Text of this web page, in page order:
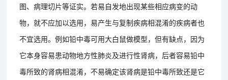
图、病理切片等证实。若易自发地出现某些相应病变的动
物，就不应加以选用，易产生与复制疾病相混淆的疾病者也
不宜选用。例如铅中毒可用大白鼠做模型，但有缺点，因为
它本身容易患动物地方性肺炎及进行性肾病，后者容易铅中
毒所致的肾病相混淆，不易确定该肾病是铅中毒所致还是它